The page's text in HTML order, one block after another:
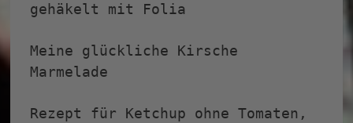
gehäkelt mit Folia
Meine glückliche Kirsche
Marmelade
Rezept für Ketchup ohne Tomaten,